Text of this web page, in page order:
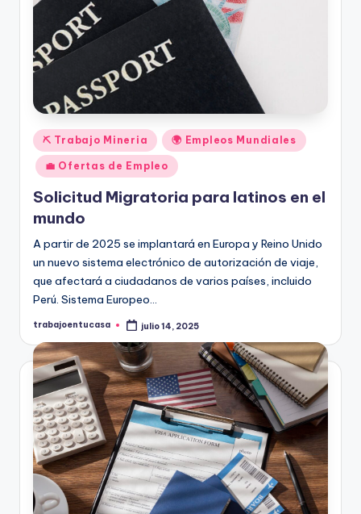
Publicado
en
⛏️ Trabajo Mineria 🌍 Empleos Mundiales
💼 Ofertas de Empleo
Solicitud Migratoria para latinos en el
mundo
A partir de 2025 se implantará en Europa y Reino Unido
un nuevo sistema electrónico de autorización de viaje,
que afectará a ciudadanos de varios países, incluido
Perú. Sistema Europeo…
Publicado
trabajoentucasa julio 14, 2025